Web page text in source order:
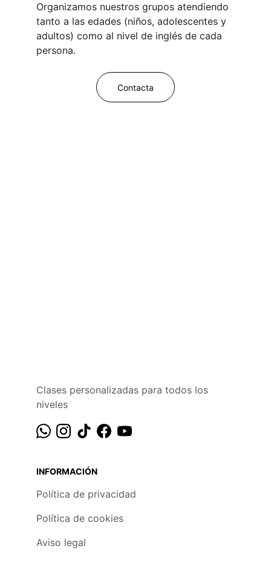
Organizamos nuestros grupos atendiendo
tanto a las edades (niños, adolescentes y
adultos) como al nivel de inglés de cada
persona.
Contacta
Clases personalizadas para todos los
niveles
INFORMACIÓN
Política de privacidad
Política de cookies
Aviso legal